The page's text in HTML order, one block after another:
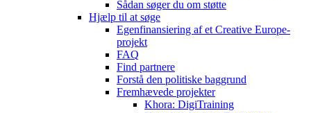
Sådan søger du om støtte
Hjælp til at søge
Egenfinansiering af et Creative Europe-
projekt
FAQ
Find partnere
Forstå den politiske baggrund
Fremhævede projekter
Khora: DigiTraining